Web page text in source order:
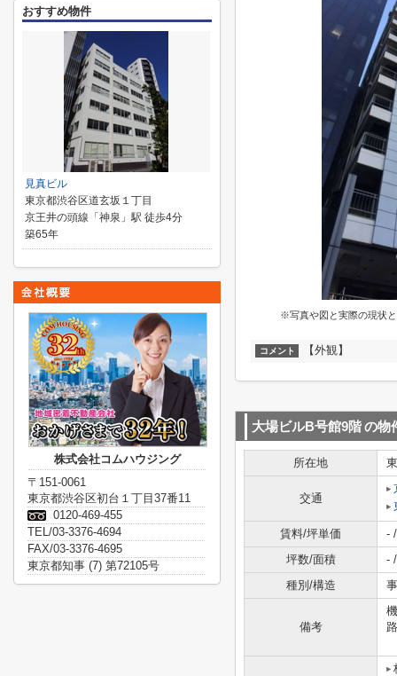
※写真や図と実際の現状
コメント 【外観】
大場ビルB号館9階の物
所在地
交通
賃料/坪単価
-
坪数/面積
-
種別/構造
備考
おすすめ物件
見真ビル
東京都渋谷区道玄坂１丁目
京王井の頭線「神泉」駅 徒歩4分
築65年
株式会社コムハウジング
〒151-0061
東京都渋谷区初台１丁目37番11
0120-469-455
TEL/03-3376-4694
FAX/03-3376-4695
東京都知事 (7) 第72105号